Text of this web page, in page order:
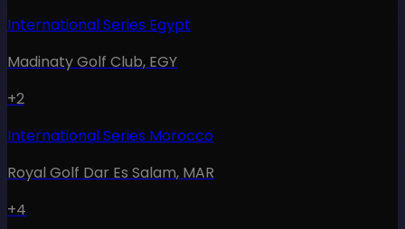
International Series Egypt
Madinaty Golf Club, EGY
+2
International Series Morocco
Royal Golf Dar Es Salam, MAR
+4